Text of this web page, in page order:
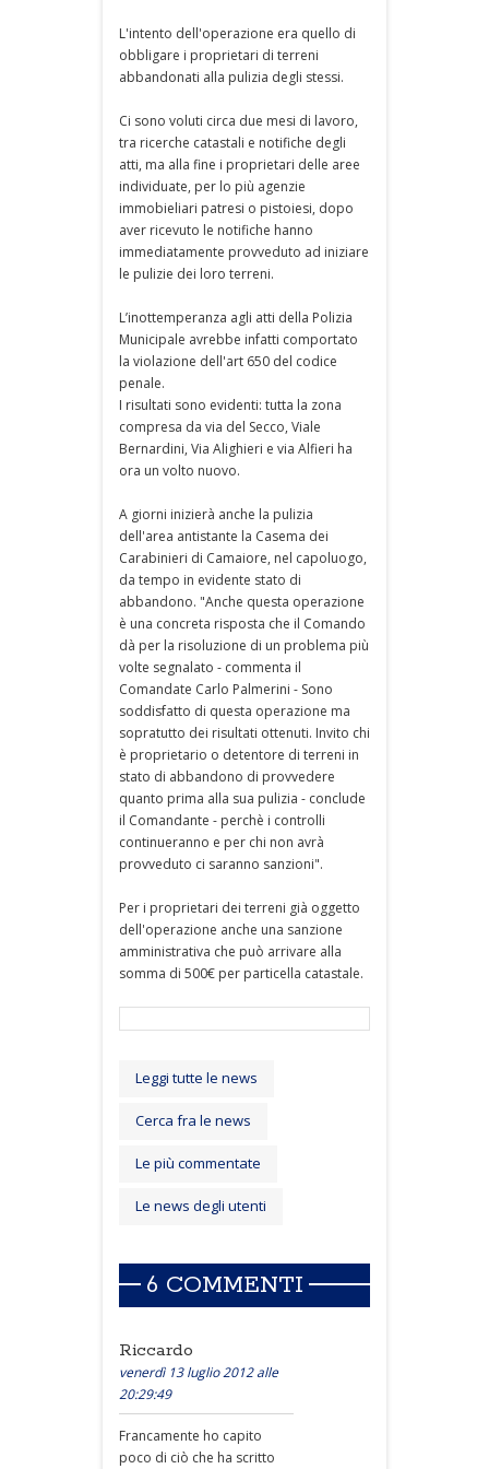
L'intento dell'operazione era quello di
obbligare i proprietari di terreni
abbandonati alla pulizia degli stessi.
Ci sono voluti circa due mesi di lavoro,
tra ricerche catastali e notifiche degli
atti, ma alla fine i proprietari delle aree
individuate, per lo più agenzie
immobieliari patresi o pistoiesi, dopo
aver ricevuto le notifiche hanno
immediatamente provveduto ad iniziare
le pulizie dei loro terreni.
L’inottemperanza agli atti della Polizia
Municipale avrebbe infatti comportato
la violazione dell'art 650 del codice
penale.
I risultati sono evidenti: tutta la zona
compresa da via del Secco, Viale
Bernardini, Via Alighieri e via Alfieri ha
ora un volto nuovo.
A giorni inizierà anche la pulizia
dell'area antistante la Casema dei
Carabinieri di Camaiore, nel capoluogo,
da tempo in evidente stato di
abbandono. "Anche questa operazione
è una concreta risposta che il Comando
dà per la risoluzione di un problema più
volte segnalato - commenta il
Comandate Carlo Palmerini - Sono
soddisfatto di questa operazione ma
sopratutto dei risultati ottenuti. Invito chi
è proprietario o detentore di terreni in
stato di abbandono di provvedere
quanto prima alla sua pulizia - conclude
il Comandante - perchè i controlli
continueranno e per chi non avrà
provveduto ci saranno sanzioni".
Per i proprietari dei terreni già oggetto
dell'operazione anche una sanzione
amministrativa che può arrivare alla
somma di 500€ per particella catastale.
Leggi tutte le news
Cerca fra le news
Le più commentate
Le news degli utenti
6 COMMENTI
Riccardo
venerdì 13 luglio 2012 alle
20:29:49
Francamente ho capito
poco di ciò che ha scritto